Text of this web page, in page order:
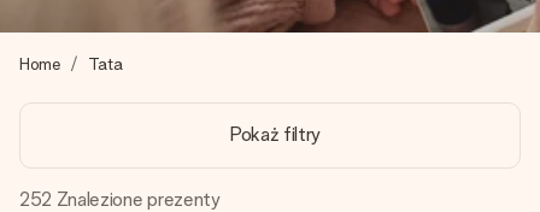
Stwórz coś wyjątkowego w zaledwie kilku krokach – z jej
imieniem, swoim zdjęciem lub wiadomością, która naprawdę
poruszy serce. Bez problemu, po prostu ogrom miłości na
tę chwilę.
Home Tata
Pokaż filtry
252 Znalezione prezenty